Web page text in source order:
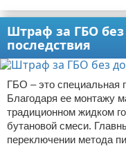
Штраф за ГБО
последствия
ГБО – это специальная
Благодаря ее монтажу
традиционном жидком
бутановой смеси.
переключении метода